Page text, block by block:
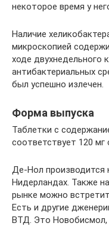
некоторое время у
Наличие
микроскопией
ходе двухнедельного
антибактериальных
был успешно излечен.
Форма выпуска
Таблетки с
соответствует 120 мг
Де-Нол производится
Нидерландах. Также
рынке можно
Есть и другие
ВТД. Это Новобисмол,